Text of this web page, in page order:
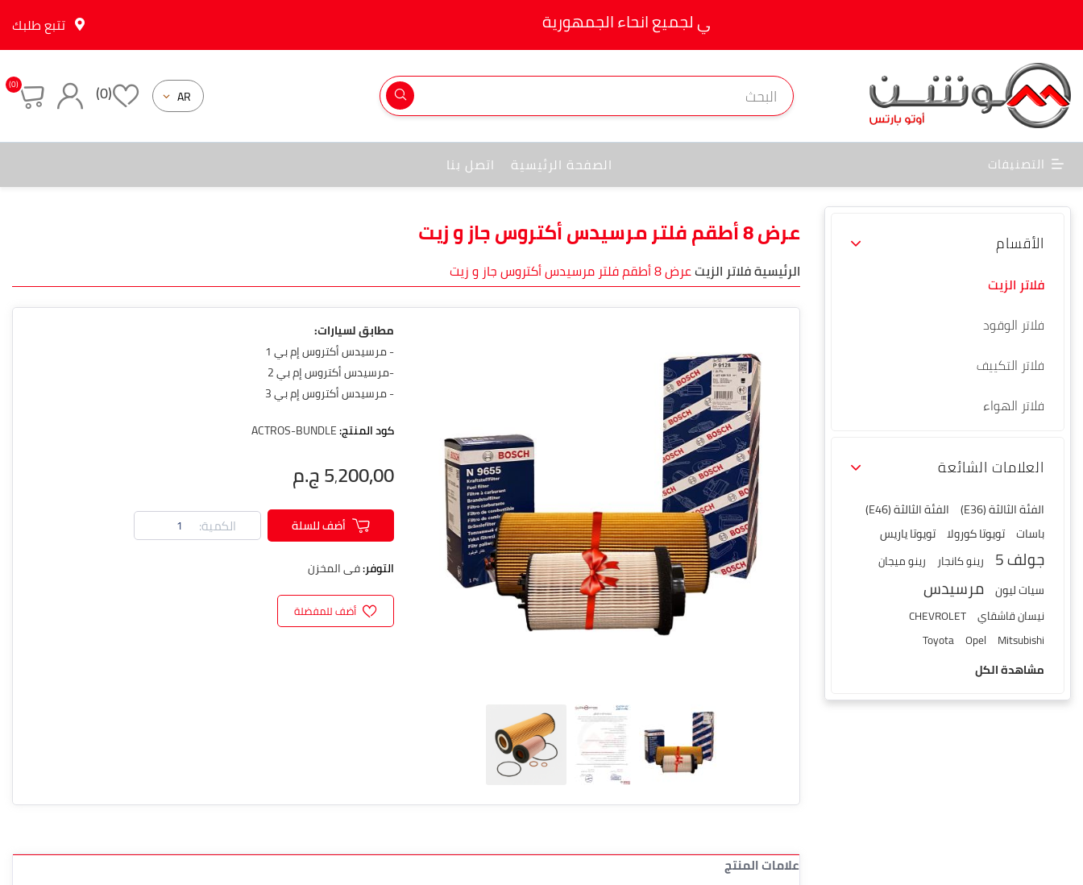
شحن مجاني لجميع انحاء الجمهورية تتبع طلبك
(0)
تسجيل دخول
(0)
التصنيفات الصفحة الرئيسية اتصل بنا
الأقسام
فلاتر الزيت
فلاتر الوقود
فلاتر التكييف
فلاتر الهواء
العلامات الشائعة
الفئة الثالثة (E36)
الفئة الثالثة (E46)
باسات تويوتا كورولا تويوتا ياريس
جولف 5 رينو كانجار رينو ميجان
سيات ليون مرسيدس
نيسان قاشقاي CHEVROLET
Mitsubishi
Opel
Toyota
مشاهدة الكل
عرض 8 أطقم فلتر مرسيدس أكتروس جاز و زيت
الرئيسيةفلاتر الزيتعرض 8 أطقم فلتر مرسيدس أكتروس جاز و زيت
مطابق لسيارات:
- مرسيدس أكتروس إم بي 1
-مرسيدس أكتروس إم بي 2
- مرسيدس أكتروس إم بي 3
كود المنتج:ACTROS-BUNDLE
5٬200٫00 ج.م
أضف للسلة الكمية:
التوفر:فى المخزن
أضف للمفضلة
علامات المنتج